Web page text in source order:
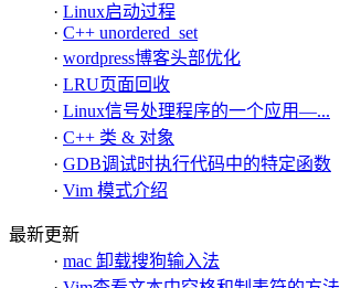
· Linux启动过程
· C++ unordered_set
· wordpress博客头部优化
· LRU页面回收
· Linux信号处理程序的一个应用—...
· C++ 类 & 对象
· GDB调试时执行代码中的特定函数
· Vim 模式介绍
最新更新
· mac 卸载搜狗输入法